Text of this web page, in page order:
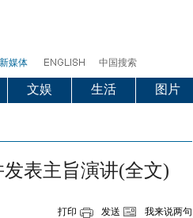
媒体 中国搜索
文娱 生活 图片
表主旨演讲(全文)
打印 发送 我来说两句